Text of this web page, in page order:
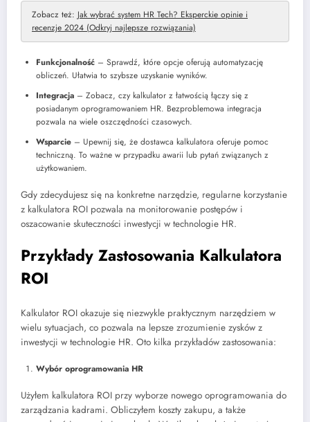
Zobacz też: Jak wybrać system HR Tech? Eksperckie opinie i
recenzje 2024 (Odkryj najlepsze rozwiązania)
Funkcjonalność – Sprawdź, które opcje oferują automatyzację
obliczeń. Ułatwia to szybsze uzyskanie wyników.
Integracja – Zobacz, czy kalkulator z łatwością łączy się z
posiadanym oprogramowaniem HR. Bezproblemowa integracja
pozwala na wiele oszczędności czasowych.
Wsparcie – Upewnij się, że dostawca kalkulatora oferuje pomoc
techniczną. To ważne w przypadku awarii lub pytań związanych z
użytkowaniem.
Gdy zdecydujesz się na konkretne narzędzie, regularne korzystanie
z kalkulatora ROI pozwala na monitorowanie postępów i
oszacowanie skuteczności inwestycji w technologie HR.
Przykłady Zastosowania Kalkulatora
ROI
Kalkulator ROI okazuje się niezwykle praktycznym narzędziem w
wielu sytuacjach, co pozwala na lepsze zrozumienie zysków z
inwestycji w technologie HR. Oto kilka przykładów zastosowania:
Wybór oprogramowania HR
Użyłem kalkulatora ROI przy wyborze nowego oprogramowania do
zarządzania kadrami. Obliczyłem koszty zakupu, a także